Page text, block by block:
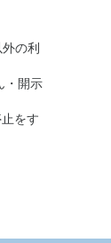
の利
・開示
をす